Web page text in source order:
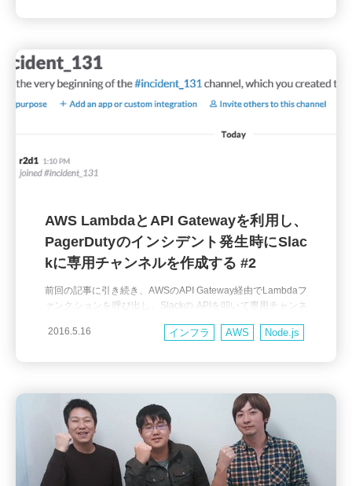
AWS LambdaとAPI Gatewayを利用し、
PagerDutyのインシデント発生時にSlac
kに専用チャンネルを作成する #2
前回の記事に引き続き、AWSのAPI Gateway経由でLambdaフ
ァンクションを呼び出し、Slackの APIを叩いて専用チャンネ
rDutyのWebhookをLambda関数で受け取るところまでご紹介
2016.5.16 インフラ AWS Node.js